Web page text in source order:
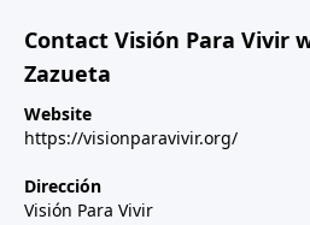
Contact Visión Para Vivir
Zazueta
Website
https://visionparavivir.org/
Dirección
Visión Para Vivir